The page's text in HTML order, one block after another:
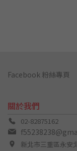
關於我們
02-82875162
新北市三重區永安
Facebook 粉絲專頁